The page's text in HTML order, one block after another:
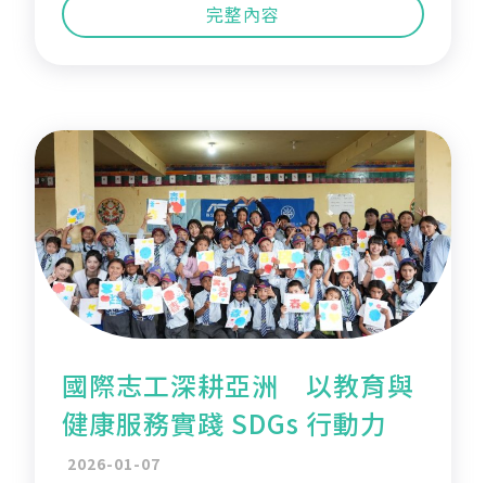
完整內容
國際志工深耕亞洲 以教育與
健康服務實踐 SDGs 行動力
2026-01-07